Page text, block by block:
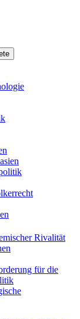
Rivalität
für die